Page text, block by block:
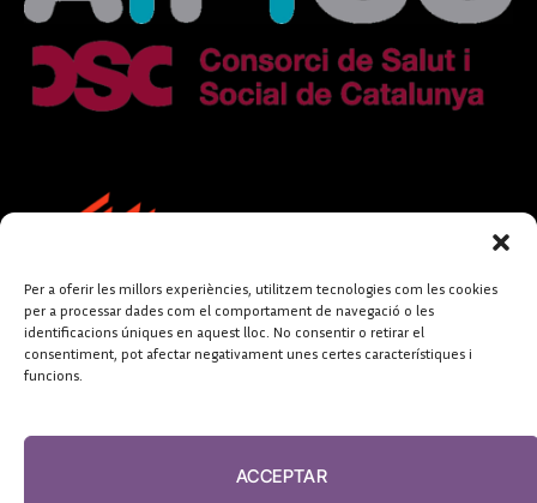
Per a oferir les millors experiències, utilitzem tecnologies com les cookies
per a processar dades com el comportament de navegació o les
identificacions úniques en aquest lloc. No consentir o retirar el
consentiment, pot afectar negativament unes certes característiques i
funcions.
ACCEPTAR
FUNDACIÓ